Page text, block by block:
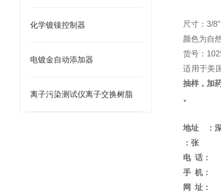
化学镀镍控制器
电镀金自动添加器
离子污染测试仪离子交换树脂
尺寸：3/8
颜色为自
货号：
适用于美
抽样，加
。
地址 ：深
：张
电 话：
手 机：
网
址：